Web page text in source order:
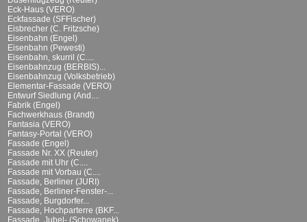
Eck-Haus (VERO)
Eckfassade (SFFischer)
Eisbrecher (C. Fritzsche)
Eisenbahn (Engel)
Eisenbahn (Pewesti)
Eisenbahn, skurril (C....
Eisenbahnzug (BERBIS)...
Eisenbahnzug (Volksbetrieb)
Elementar-Fassade (VERO)
Entwurf Siedlung (And....
Fabrik (Engel)
Fachwerkhaus (Brandt)
Fantasia (VERO)
Fantasy-Portal (VERO)
Fassade (Engel)
Fassade Nr. XX (Reuter)
Fassade mit Uhr (C....
Fassade mit Vorbau (C....
Fassade, Berliner (JURI)
Fassade, Berliner-Fenster-...
Fassade, Burgdorfer...
Fassade, Hochparterre (BKF...
Fassade, Jubel- (Schowanek)